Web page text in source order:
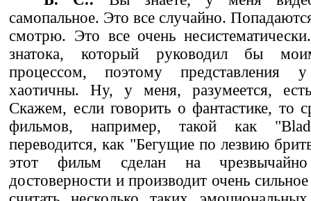
самопальное. Это все случайно.
смотрю. Это все очень
знатока, который руководил бы
процессом, поэтому представления
хаотичны. Ну, у меня, разумеется,
Скажем, если говорить о фантастике, то
фильмов, например, такой как
переводится, как "Бегущие по лезвию
этот фильм сделан на
достоверности и производит очень